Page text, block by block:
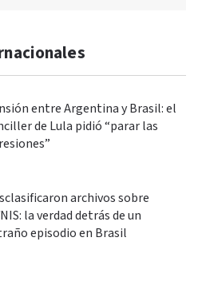
entre Argentina y Brasil: el
de Lula pidió “parar las
archivos sobre
la verdad detrás de un
episodio en Brasil